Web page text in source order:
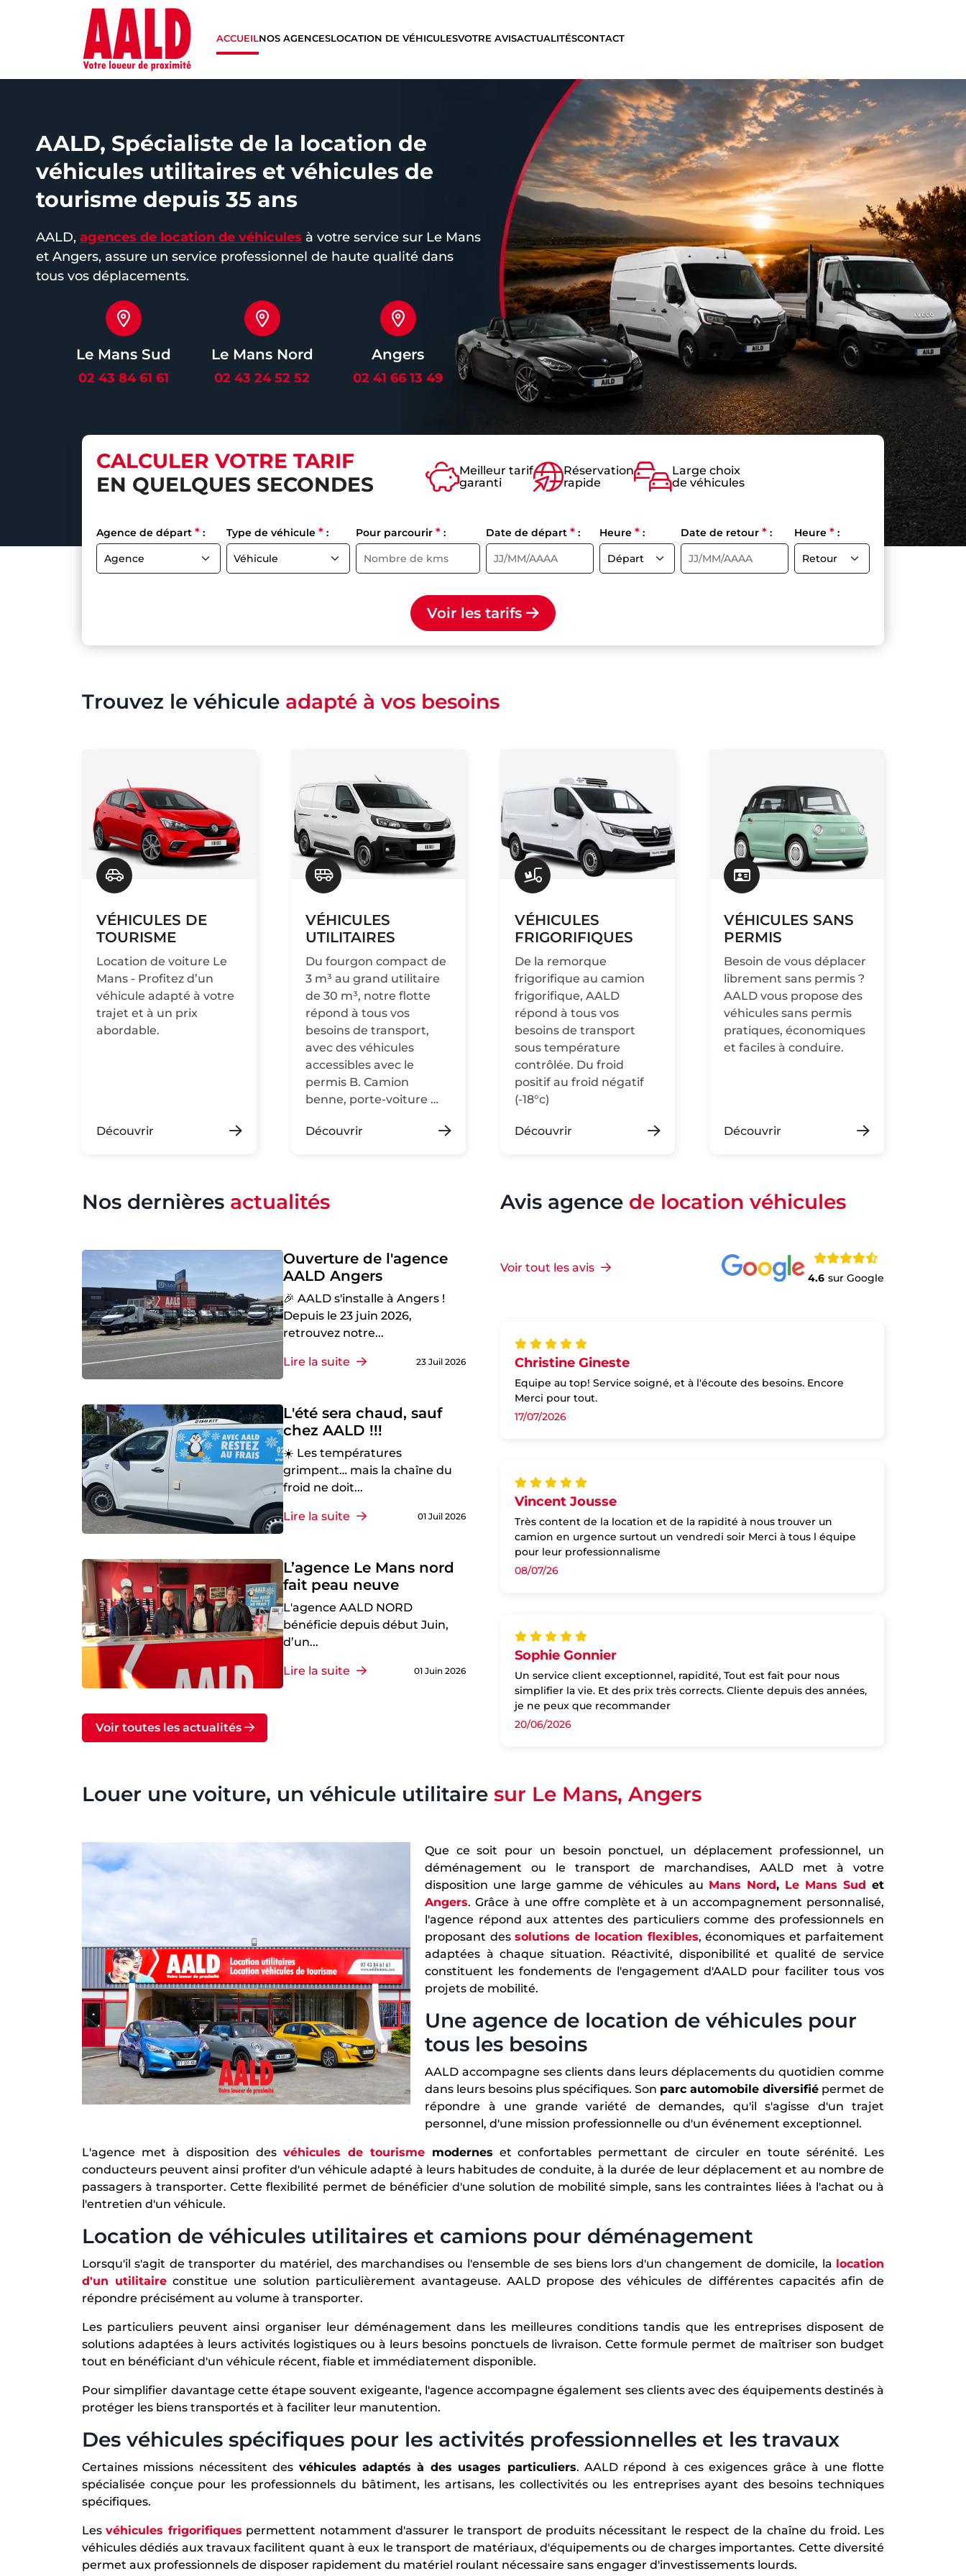
ACCUEILNOS AGENCESLOCATION DE VÉHICULESVOTRE AVISACTUALITÉSCONTACT
AALD, Spécialiste de la location de
véhicules utilitaires et véhicules de
tourisme depuis 35 ans
AALD, agences de location de véhicules à votre service sur Le Mans
et Angers, assure un service professionnel de haute qualité dans
tous vos déplacements.
Le Mans Sud
02 43 84 61 61
Le Mans Nord
02 43 24 52 52
Angers
02 41 66 13 49
CALCULER VOTRE TARIF
EN QUELQUES SECONDES
Meilleur tarif
garanti
Réservation
rapide
Large choix
de véhicules
Agence de départ * : Type de véhicule *: Pour parcourir* : Date de départ * : Heure* : Date de retour * : Heure* :
Voir les tarifs
Trouvez le véhicule adapté à vos besoins
VÉHICULES DE
TOURISME
Location de voiture Le
Mans - Profitez d’un
véhicule adapté à votre
trajet et à un prix
abordable.
Découvrir
VÉHICULES
UTILITAIRES
Du fourgon compact de
3 m³ au grand utilitaire
de 30 m³, notre flotte
répond à tous vos
besoins de transport,
avec des véhicules
accessibles avec le
permis B. Camion
benne, porte-voiture …
Découvrir
VÉHICULES
FRIGORIFIQUES
De la remorque
frigorifique au camion
frigorifique, AALD
répond à tous vos
besoins de transport
sous température
contrôlée. Du froid
positif au froid négatif
(-18°c)
Découvrir
VÉHICULES SANS
PERMIS
Besoin de vous déplacer
librement sans permis ?
AALD vous propose des
véhicules sans permis
pratiques, économiques
et faciles à conduire.
Découvrir
Nos dernières actualités
Ouverture de l'agence
AALD Angers
🎉 AALD s'installe à Angers !
Depuis le 23 juin 2026,
retrouvez notre...
Lire la suite 23 Juil 2026
L'été sera chaud, sauf
chez AALD !!!
☀️ Les températures
grimpent… mais la chaîne du
froid ne doit...
Lire la suite 01 Juil 2026
L’agence Le Mans nord
fait peau neuve
L'agence AALD NORD
bénéficie depuis début Juin,
d’un...
Lire la suite 01 Juin 2026
Voir toutes les actualités
Avis agence de location véhicules
Voir tout les avis
4.6 sur Google
Christine Gineste
Equipe au top! Service soigné, et à l'écoute des besoins. Encore
Merci pour tout.
17/07/2026
Vincent Jousse
Très content de la location et de la rapidité à nous trouver un
camion en urgence surtout un vendredi soir Merci à tous l équipe
pour leur professionnalisme
08/07/26
Sophie Gonnier
Un service client exceptionnel, rapidité, Tout est fait pour nous
simplifier la vie. Et des prix très corrects. Cliente depuis des années,
je ne peux que recommander
20/06/2026
Louer une voiture, un véhicule utilitaire sur Le Mans, Angers
Que ce soit pour un besoin ponctuel, un déplacement professionnel, un
déménagement ou le transport de marchandises, AALD met à votre
disposition une large gamme de véhicules au Mans Nord, Le Mans Sud et
Angers. Grâce à une offre complète et à un accompagnement personnalisé,
l'agence répond aux attentes des particuliers comme des professionnels en
proposant des solutions de location flexibles, économiques et parfaitement
adaptées à chaque situation. Réactivité, disponibilité et qualité de service
constituent les fondements de l'engagement d'AALD pour faciliter tous vos
projets de mobilité.
Une agence de location de véhicules pour
tous les besoins
AALD accompagne ses clients dans leurs déplacements du quotidien comme
dans leurs besoins plus spécifiques. Son parc automobile diversifié permet de
répondre à une grande variété de demandes, qu'il s'agisse d'un trajet
personnel, d'une mission professionnelle ou d'un événement exceptionnel.
L'agence met à disposition des véhicules de tourismemodernes et confortables permettant de circuler en toute sérénité. Les
conducteurs peuvent ainsi profiter d'un véhicule adapté à leurs habitudes de conduite, à la durée de leur déplacement et au nombre de
passagers à transporter. Cette flexibilité permet de bénéficier d'une solution de mobilité simple, sans les contraintes liées à l'achat ou à
l'entretien d'un véhicule.
Location de véhicules utilitaires et camions pour déménagement
Lorsqu'il s'agit de transporter du matériel, des marchandises ou l'ensemble de ses biens lors d'un changement de domicile, la location
d'un utilitaire constitue une solution particulièrement avantageuse. AALD propose des véhicules de différentes capacités afin de
répondre précisément au volume à transporter.
Les particuliers peuvent ainsi organiser leur déménagement dans les meilleures conditions tandis que les entreprises disposent de
solutions adaptées à leurs activités logistiques ou à leurs besoins ponctuels de livraison. Cette formule permet de maîtriser son budget
tout en bénéficiant d'un véhicule récent, fiable et immédiatement disponible.
Pour simplifier davantage cette étape souvent exigeante, l'agence accompagne également ses clients avec des équipements destinés à
protéger les biens transportés et à faciliter leur manutention.
Des véhicules spécifiques pour les activités professionnelles et les travaux
Certaines missions nécessitent des véhicules adaptés à des usages particuliers. AALD répond à ces exigences grâce à une flotte
spécialisée conçue pour les professionnels du bâtiment, les artisans, les collectivités ou les entreprises ayant des besoins techniques
spécifiques.
Lesvéhicules frigorifiques permettent notamment d'assurer le transport de produits nécessitant le respect de la chaîne du froid. Les
véhicules dédiés aux travaux facilitent quant à eux le transport de matériaux, d'équipements ou de charges importantes. Cette diversité
permet aux professionnels de disposer rapidement du matériel roulant nécessaire sans engager d'investissements lourds.